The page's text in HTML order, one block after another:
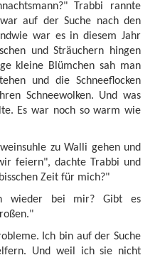
Trabbi rannte
auf der Suche nach den
war es in diesem Jahr
und Sträuchern hingen
kleine Blümchen sah man
und die Schneeflocken
Schneewolken. Und was
Es war noch so warm wie
zu Walli gehen und
feiern", dachte Trabbi und
Zeit für mich?"
wieder bei mir? Gibt es
Ich bin auf der Suche
Und weil ich sie nicht